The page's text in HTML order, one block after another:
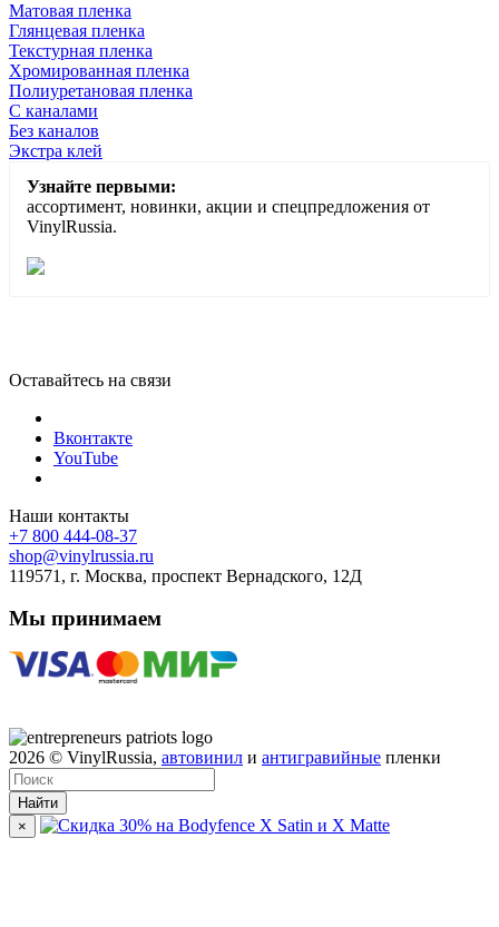
Матовая пленка
Глянцевая пленка
Текстурная пленка
Хромированная пленка
Полиуретановая пленка
С каналами
Без каналов
Экстра клей
Узнайте первыми:
ассортимент, новинки, акции и спецпредложения от
VinylRussia.
Оставайтесь на связи
Вконтакте
YouTube
Наши контакты
+7 800 444-08-37
shop@vinylrussia.ru
119571, г. Москва, проспект Вернадского, 12Д
Мы принимаем
2026 © VinylRussia, автовинил и антигравийные пленки
Найти
×